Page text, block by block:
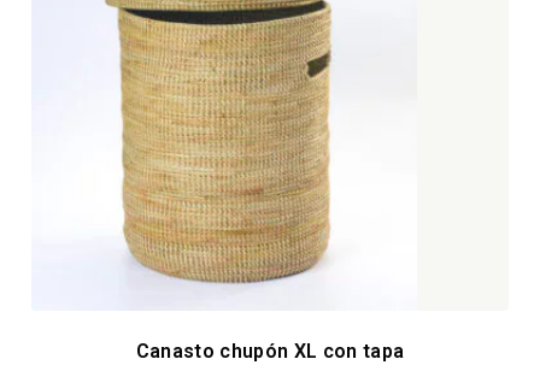
Canasto chupón XL con tapa